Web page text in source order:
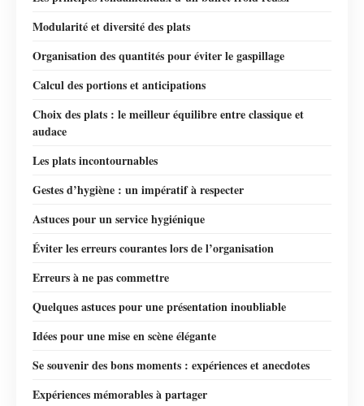
Modularité et diversité des plats
Organisation des quantités pour éviter le gaspillage
Calcul des portions et anticipations
Choix des plats : le meilleur équilibre entre classique et
audace
Les plats incontournables
Gestes d’hygiène : un impératif à respecter
Astuces pour un service hygiénique
Éviter les erreurs courantes lors de l’organisation
Erreurs à ne pas commettre
Quelques astuces pour une présentation inoubliable
Idées pour une mise en scène élégante
Se souvenir des bons moments : expériences et anecdotes
Expériences mémorables à partager